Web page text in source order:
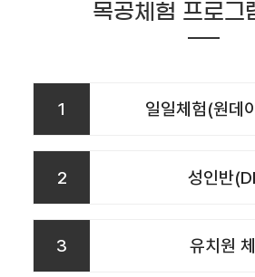
목공체험 프로그
1 일일체험(원데
2 성인반
3 유치원